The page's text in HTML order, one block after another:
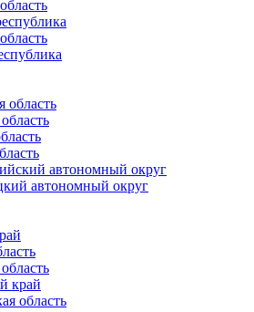
область
автономный округ
автономный округ
край
область